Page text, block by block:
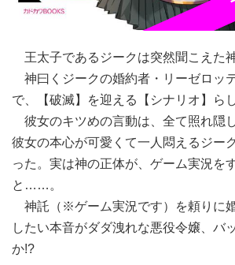
王太子であるジークは突然聞こえた
神曰くジークの婚約者・リーゼロッ
で、【破滅】を迎える【シナリオ】
彼女のキツめの言動は、全て照れ隠
彼女の本心が可愛くて一人悶えるジー
った。実は神の正体が、ゲーム実況を
と……。
神託（※ゲーム実況です）を頼りに
したい本音がダダ洩れな悪役令嬢、バ
か!?